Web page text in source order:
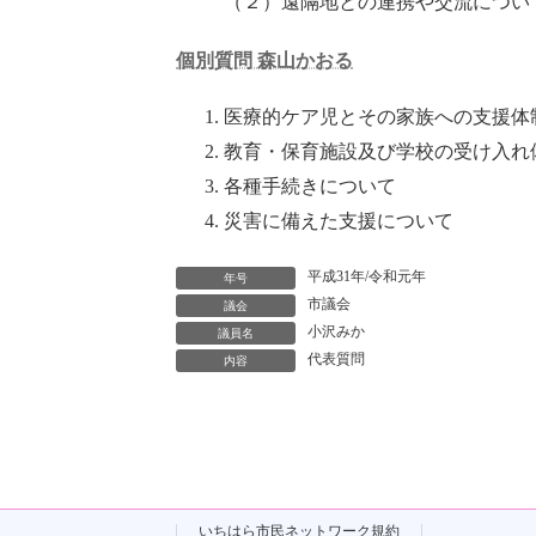
個別質問 森山かおる
医療的ケア児とその家族への支援体
教育・保育施設及び学校の受け入れ
各種手続きについて
災害に備えた支援について
年号 平成31年/令和元年
議会 市議会
議員名 小沢みか
内容 代表質問
いちはら市民ネットワーク規約